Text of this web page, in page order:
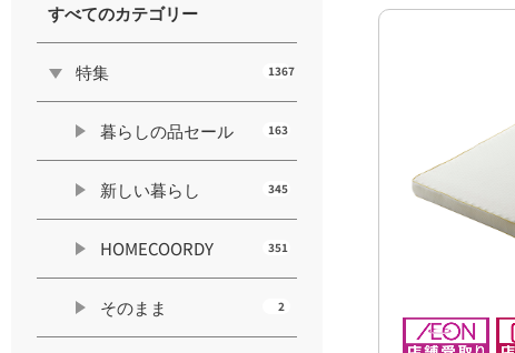
すべてのカテゴリー
特集 1367
暮らしの品セール 163
新しい暮らし 345
HOMECOORDY 351
そのまま 2